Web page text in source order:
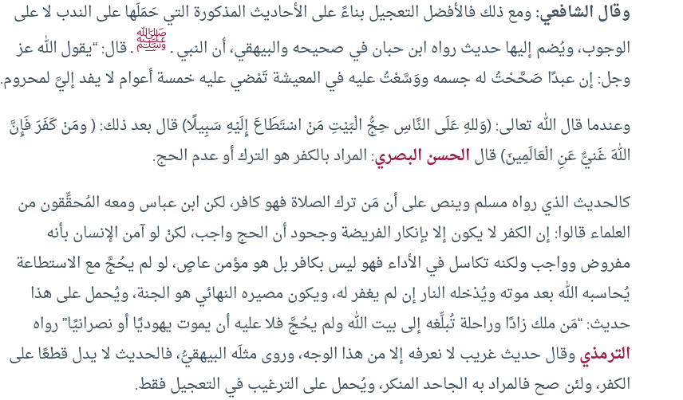
وقال الشافعي:ومع ذلك فالأفضل التعجيل بناءً على الأحاديث المذكورة التي حَمَلَها على الندب لا على
الوجوب، ويُضم إليها حديث رواه ابن حبان في صحيحه والبيهقي، أن النبي ـﷺـ قال: “يقول الله عز
وجل: إن عبدًا صَحَّحْتُ له جسمه ووَسَّعْتُ عليه في المعيشة تَمْضي عليه خمسة أعوام لا يفد إليَّ لمحروم.
وعندما قال الله تعالى: (وَللهِ عَلَى النَّاسِ حِجُّ الْبَيْتِ مَنْ اسْتَطَاعَ إِلَيْهِ سَبِيلًا) قال بعد ذلك: ( ومَنْ كَفَرَ فَإِنَّ
اللهَ غَنيٌّ عَنِ الْعَالَمِينَ) قالالحسن البصري: المراد بالكفر هو الترك أو عدم الحج.
كالحديث الذي رواه مسلم وينص على أن مَن ترك الصلاة فهو كافر، لكن ابن عباس ومعه المُحقِّقون من
العلماء قالوا: إن الكفر لا يكون إلا بإنكار الفريضة وجحود أن الحج واجب، لكنْ لو آمن الإنسان بأنه
مفروض وواجب ولكنه تكاسل في الأداء فهو ليس بكافر بل هو مؤمن عاصٍ، لو لم يحُجَّ مع الاستطاعة
يُحاسبه الله بعد موته ويُدْخله النار إن لم يغفر له، ويكون مصيره النهائي هو الجنة، ويُحمل على هذا
حديث: “مَن ملك زادًا وراحلة تُبلِّغه إلى بيت الله ولم يحُجَّ فلا عليه أن يموت يهوديًا أو نصرانيًا” رواه
الترمذيوقال حديث غريب لا نعرفه إلا من هذا الوجه، وروى مثلَه البيهقيُّ، فالحديث لا يدل قطعًا على
الكفر، ولئن صح فالمراد به الجاحد المنكر، ويُحمل على الترغيب في التعجيل فقط.